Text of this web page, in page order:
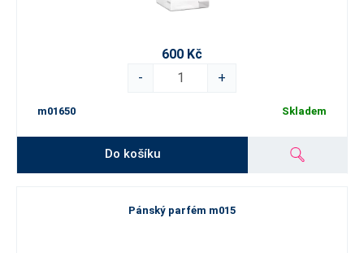
600 Kč
-
+
m01650 Skladem
Do košíku
Pánský parfém m015